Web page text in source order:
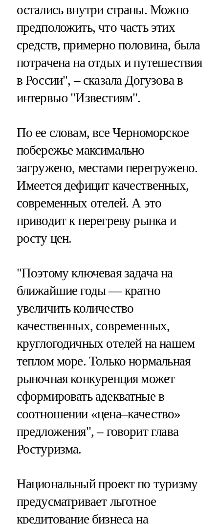
остались внутри страны. Можно
предположить, что часть этих
средств, примерно половина, была
потрачена на отдых и путешествия
в России", – сказала Догузова в
интервью "Известиям".
По ее словам, все Черноморское
побережье максимально
загружено, местами перегружено.
Имеется дефицит качественных,
современных отелей. А это
приводит к перегреву рынка и
росту цен.
"Поэтому ключевая задача на
ближайшие годы — кратно
увеличить количество
качественных, современных,
круглогодичных отелей на нашем
теплом море. Только нормальная
рыночная конкуренция может
сформировать адекватные в
соотношении «цена–качество»
предложения", – говорит глава
Ростуризма.
Национальный проект по туризму
предусматривает льготное
кредитование бизнеса на